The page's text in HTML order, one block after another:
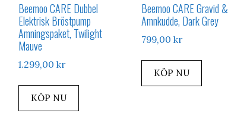
Beemoo CARE Dubbel
Elektrisk Bröstpump
Amningspaket, Twilight
Mauve
1.299,00 kr
KÖP NU
Beemoo CARE Gravid &
Amnkudde, Dark Grey
799,00 kr
KÖP NU